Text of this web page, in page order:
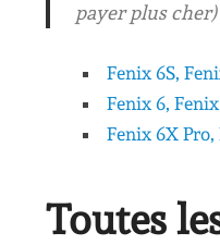
payer plus cher)
Fenix 6S,
Fenix 6,
Fenix 6X
Toutes